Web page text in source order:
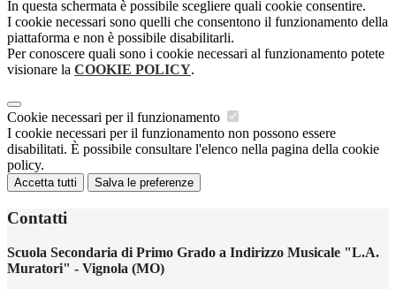
In questa schermata è possibile scegliere quali cookie consentire.
I cookie necessari sono quelli che consentono il funzionamento della
piattaforma e non è possibile disabilitarli.
Per conoscere quali sono i cookie necessari al funzionamento potete
visionare la COOKIE POLICY.
Cookie necessari per il funzionamento
I cookie necessari per il funzionamento non possono essere
disabilitati. È possibile consultare l'elenco nella pagina della cookie
policy.
Accetta tutti Salva le preferenze
Contatti
Scuola Secondaria di Primo Grado a Indirizzo Musicale "L.A.
Muratori" - Vignola (MO)